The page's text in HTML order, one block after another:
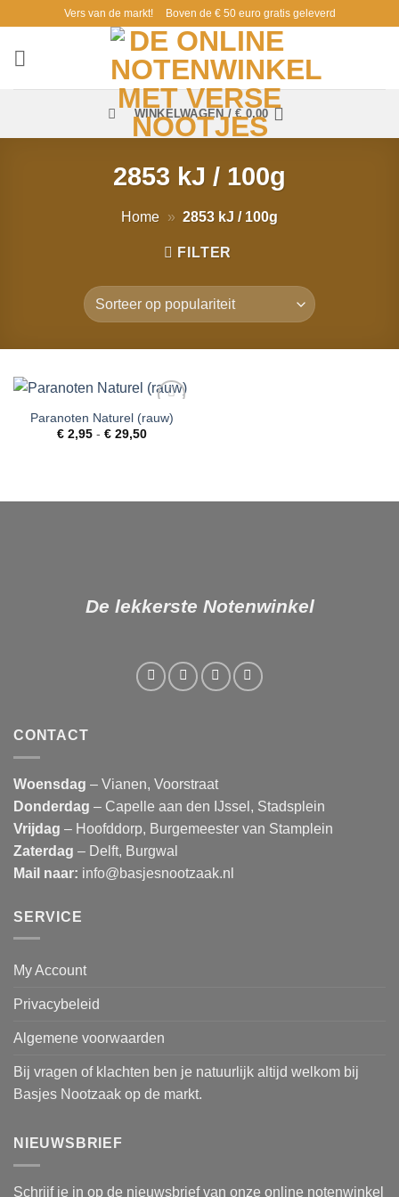
inhoud
Vers van de markt! Boven de € 50 euro gratis geleverd
WINKELWAGEN /€ 0,00
2853 kJ / 100g
Home » 2853 kJ / 100g
FILTER
Toevoegen
aan
Paranoten Naturel (rauw)
€ 2,95 - € 29,50Prijsklasse:
De lekkerste Notenwinkel
CONTACT
Woensdag – Vianen, Voorstraat
Donderdag – Capelle aan den IJssel, Stadsplein
Vrijdag – Hoofddorp, Burgemeester van Stamplein
Zaterdag – Delft, Burgwal
Mail naar: info@basjesnootzaak.nl
SERVICE
My Account
Privacybeleid
Algemene voorwaarden
Bij vragen of klachten ben je natuurlijk altijd welkom bij
Basjes Nootzaak op de markt.
NIEUWSBRIEF
Schrijf je in op de nieuwsbrief van onze online notenwinkel